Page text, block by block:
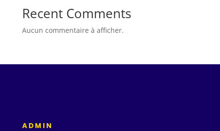
Recent Comments
Aucun commentaire à afficher.
ADMIN